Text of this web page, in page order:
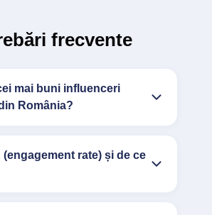
frecvente
mai buni influenceri
România?
(engagement rate) și de ce